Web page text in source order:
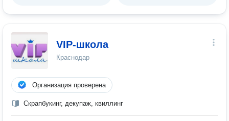
VIP-школа
Краснодар
Организация проверена
Скрапбукинг, декупаж, квиллинг